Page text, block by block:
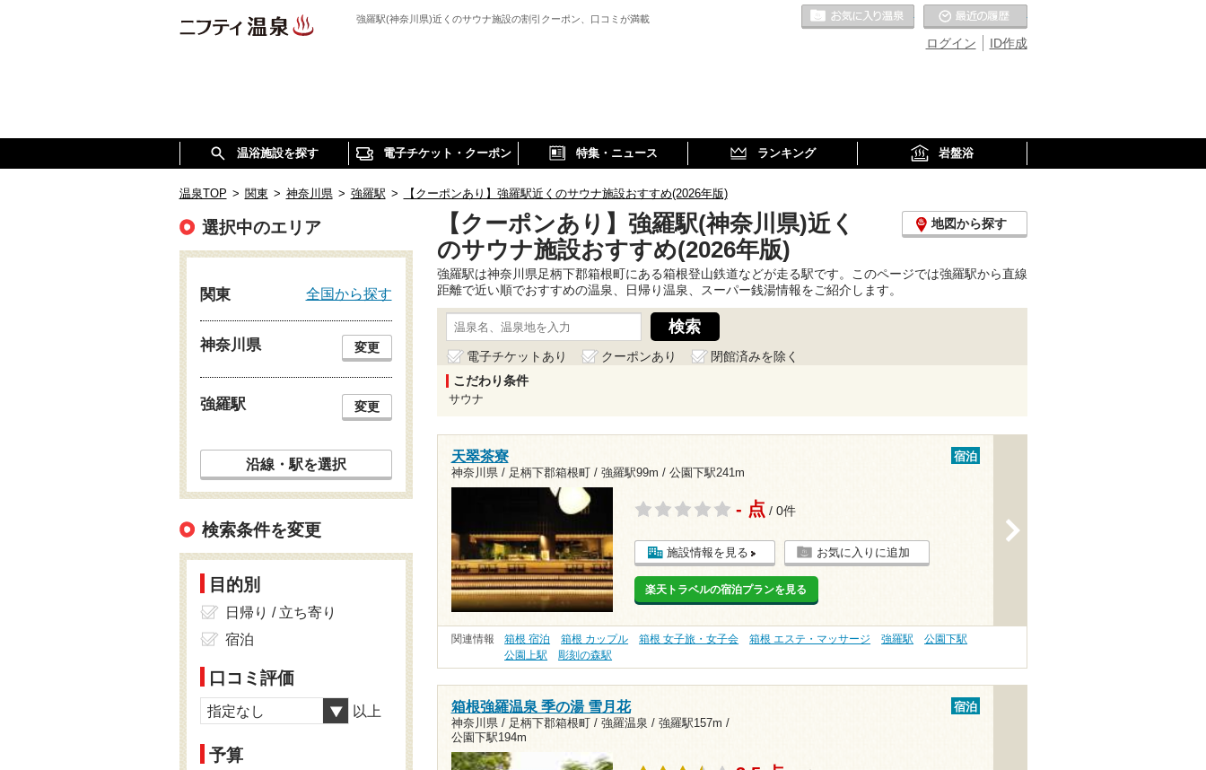
強羅駅(神奈川県)近くのサウナ施設の割引クーポン、口コミが満載
ID作成
ログイン
お気に入りの温泉
温浴施設を探す 電子チケット・クーポン 特集・ニュース ランキング 岩盤浴
温泉TOP > 関東 > 神奈川県 > 強羅駅 > 【クーポンあり】強羅駅近くのサウナ施設おすすめ(2026年版)
【クーポンあり】強羅駅(神奈川県)近く
のサウナ施設おすすめ(2026年版)
地図から探す
強羅駅は神奈川県足柄下郡箱根町にある箱根登山鉄道などが走る駅です。このページでは強羅駅から直線
距離で近い順でおすすめの温泉、日帰り温泉、スーパー銭湯情報をご紹介します。
電子チケットあり クーポンあり
閉館済みを除く
こだわり条件
サウナ
天翠茶寮
神奈川県 / 足柄下郡箱根町 / 強羅駅99m / 公園下駅241m
宿泊
- 点 / 0件
施設情報を見る お気に入りに追加
楽天トラベルの宿泊プランを見る
関連情報 箱根 宿泊 箱根 カップル 箱根 女子旅・女子会 箱根 エステ・マッサージ 強羅駅
公園下駅
公園上駅
彫刻の森駅
箱根強羅温泉 季の湯 雪月花
神奈川県 / 足柄下郡箱根町 / 強羅温泉 / 強羅駅157m /
公園下駅194m
宿泊
選択中のエリア
関東 全国から探す
神奈川県 変更
強羅駅 変更
沿線・駅を選択
検索条件を変更
目的別
日帰り / 立ち寄り
宿泊
口コミ評価
指定なし 以上
予算